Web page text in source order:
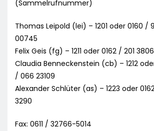
(Sammelrufnummer)
Thomas Leipold (lei) – 1201 oder 0160 /
00745
Felix Geis (fg) – 1211 oder 0162 / 201 3806
Claudia Benneckenstein (cb) – 1212
/ 066 23109
Alexander Schlüter (as) – 1223 oder
3290
Fax: 0611 / 32766-5014